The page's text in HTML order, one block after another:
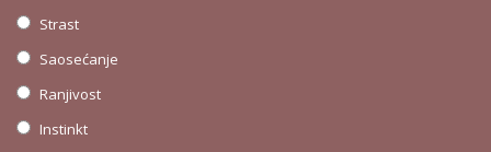
Strast
Saosećanje
Ranjivost
Instinkt